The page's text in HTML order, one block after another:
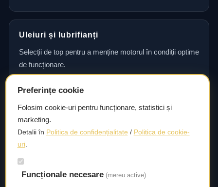
Uleiuri și lubrifianți
Selecții de top pentru a menține motorul în condiții optime
de funcționare.
Consultanță și asistență tehnică
Consultanță și asistență tehnică pentru alegerea pieselor
potrivite și efectuarea reparațiilor sau întreținerii corecte.
Livrare rapidă
Preferințe cookie
Folosim cookie-uri pentru funcționare, statistici și
marketing.
Detalii în Politica de confidențialitate / Politica de cookie-
uri.
Funcționale necesare (mereu active)